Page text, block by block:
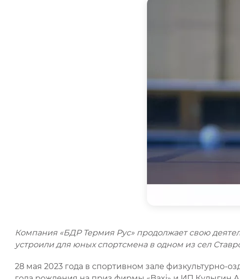
Компания «БДР Термия Рус» продолжает свою
устроили для юных спортсмена в одном из сел
28 мая 2023 года в спортивном зале физкультурно-